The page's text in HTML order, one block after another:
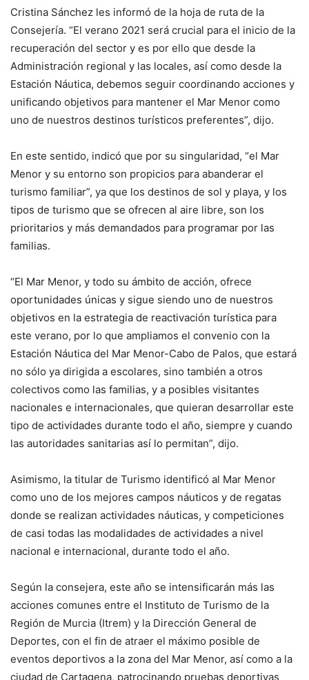
Cristina Sánchez les informó de la hoja de ruta de la
Consejería. “El verano 2021 será crucial para el inicio de la
recuperación del sector y es por ello que desde la
Administración regional y las locales, así como desde la
Estación Náutica, debemos seguir coordinando acciones y
unificando objetivos para mantener el Mar Menor como
uno de nuestros destinos turísticos preferentes”, dijo.
En este sentido, indicó que por su singularidad, “el Mar
Menor y su entorno son propicios para abanderar el
turismo familiar”, ya que los destinos de sol y playa, y los
tipos de turismo que se ofrecen al aire libre, son los
prioritarios y más demandados para programar por las
familias.
“El Mar Menor, y todo su ámbito de acción, ofrece
oportunidades únicas y sigue siendo uno de nuestros
objetivos en la estrategia de reactivación turística para
este verano, por lo que ampliamos el convenio con la
Estación Náutica del Mar Menor-Cabo de Palos, que estará
no sólo ya dirigida a escolares, sino también a otros
colectivos como las familias, y a posibles visitantes
nacionales e internacionales, que quieran desarrollar este
tipo de actividades durante todo el año, siempre y cuando
las autoridades sanitarias así lo permitan”, dijo.
Asimismo, la titular de Turismo identificó al Mar Menor
como uno de los mejores campos náuticos y de regatas
donde se realizan actividades náuticas, y competiciones
de casi todas las modalidades de actividades a nivel
nacional e internacional, durante todo el año.
Según la consejera, este año se intensificarán más las
acciones comunes entre el Instituto de Turismo de la
Región de Murcia (Itrem) y la Dirección General de
Deportes, con el fin de atraer el máximo posible de
eventos deportivos a la zona del Mar Menor, así como a la
ciudad de Cartagena, patrocinando pruebas deportivas